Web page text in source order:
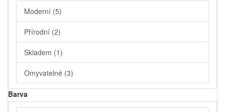
Moderní (5)
Přírodní (2)
Skladem (1)
Omyvatelné (3)
Barva